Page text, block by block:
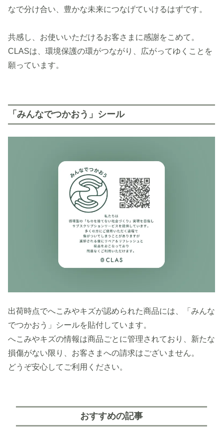
なで分け合い、豊かな未来につなげていけるはずです。
共感し、お使いいただけるお客さまに感謝をこめて。
CLASは、環境保護の環がつながり、広がってゆくことを
願っています。
「みんなでつかおう」シール
出荷時点でへこみやキズが認められた商品には、「みんな
でつかおう」シールを貼付しています。
へこみやキズの情報は商品ごとに管理されており、新たな
損傷がない限り、お客さまへの請求はございません。
どうぞ安心してご利用ください。
おすすめの記事